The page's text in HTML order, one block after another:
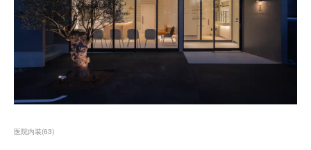
医院内装(63)